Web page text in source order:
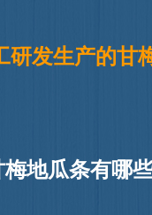
发生产的甘
瓜条有哪些